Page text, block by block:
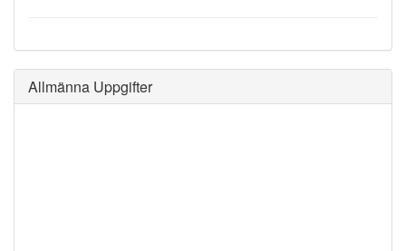
Allmänna Uppgifter